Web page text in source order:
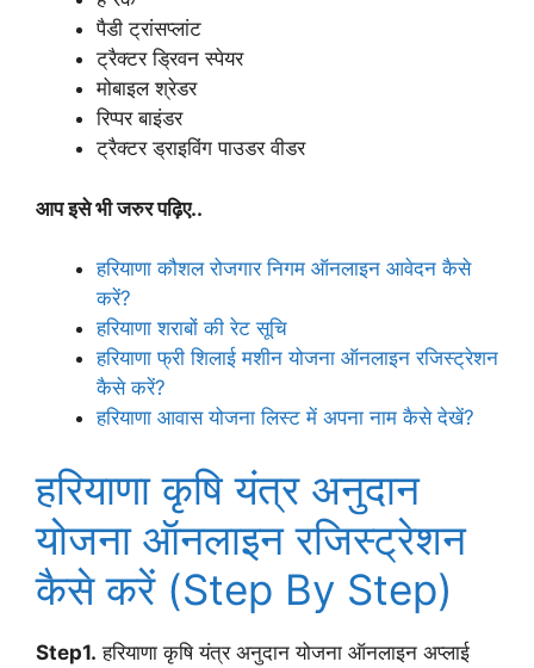
पैडी ट्रांसप्लांट
ट्रैक्टर ड्रिवन स्पेयर
मोबाइल श्रेडर
रिप्पर बाइंडर
ट्रैक्टर ड्राइविंग पाउडर वीडर
आप इसे भी जरुर पढ़िए..
हरियाणा कौशल रोजगार निगम ऑनलाइन आवेदन कैसे
करें?
हरियाणा शराबों की रेट सूचि
हरियाणा फ्री शिलाई मशीन योजना ऑनलाइन रजिस्ट्रेशन
कैसे करें?
हरियाणा आवास योजना लिस्ट में अपना नाम कैसे देखें?
हरियाणा कृषि यंत्र अनुदान
योजना ऑनलाइन रजिस्ट्रेशन
कैसे करें (Step By Step)
Step1. हरियाणा कृषि यंत्र अनुदान योजना ऑनलाइन अप्लाई